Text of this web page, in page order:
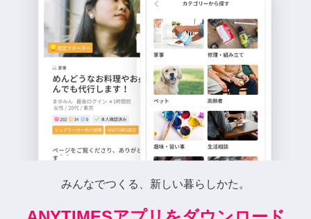
みんなでつくる、新しい暮らしかた。